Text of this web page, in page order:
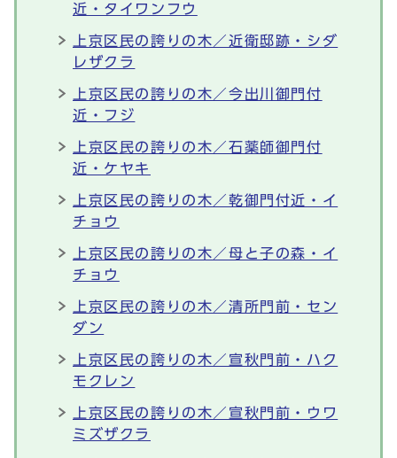
近・タイワンフウ
上京区民の誇りの木／近衛邸跡・シダ
レザクラ
上京区民の誇りの木／今出川御門付
近・フジ
上京区民の誇りの木／石薬師御門付
近・ケヤキ
上京区民の誇りの木／乾御門付近・イ
チョウ
上京区民の誇りの木／母と子の森・イ
チョウ
上京区民の誇りの木／清所門前・セン
ダン
上京区民の誇りの木／宣秋門前・ハク
モクレン
上京区民の誇りの木／宣秋門前・ウワ
ミズザクラ